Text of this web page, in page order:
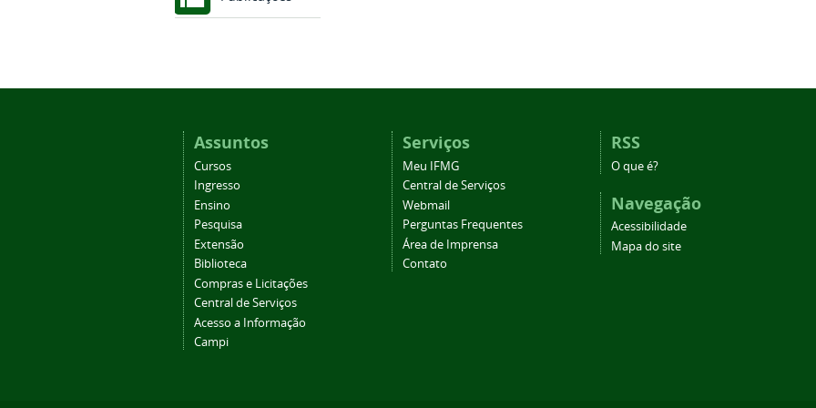
Assuntos
Cursos
Ingresso
Ensino
Pesquisa
Extensão
Biblioteca
Compras e Licitações
Central de Serviços
Acesso a Informação
Campi
Serviços
Meu IFMG
Central de Serviços
Webmail
Perguntas Frequentes
Área de Imprensa
Contato
RSS
O que é?
Navegação
Acessibilidade
Mapa do site